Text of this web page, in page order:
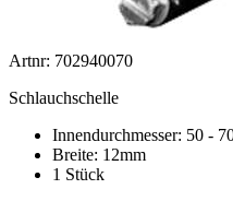
Artnr: 702940070
Schlauchschelle
Innendurchmesser: 50 -
Breite: 12mm
1 Stück